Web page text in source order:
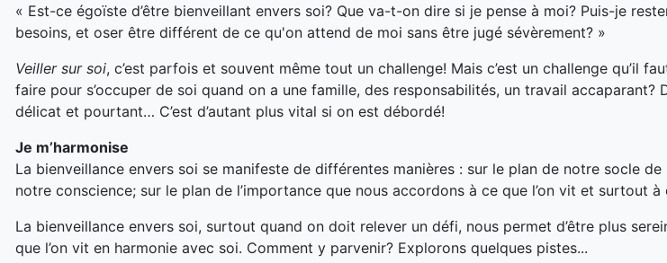
« Est-ce égoïste d’être bienveillant envers soi? Que va-t-on dire si je pense à moi? Puis-je
besoins, et oser être différent de ce qu'on attend de moi sans être jugé sévèrement? »
Veiller sur soi, c’est parfois et souvent même tout un challenge! Mais c’est un challenge qu’il
faire pour s’occuper de soi quand on a une famille, des responsabilités, un travail accaparant?
délicat et pourtant… C’est d’autant plus vital si on est débordé!
Je m’harmonise
La bienveillance envers soi se manifeste de différentes manières : sur le plan de notre socle
notre conscience; sur le plan de l’importance que nous accordons à ce que l’on vit et surtout à
La bienveillance envers soi, surtout quand on doit relever un défi, nous permet d’être plus
que l’on vit en harmonie avec soi. Comment y parvenir? Explorons quelques pistes...